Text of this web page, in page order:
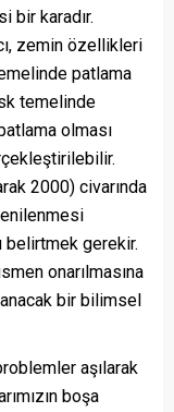
bir karadır.
zemin özellikleri
patlama
temelinde
olması
2000) civarında
gerekir.
onarılmasına
bir bilimsel
aşılarak
boşa